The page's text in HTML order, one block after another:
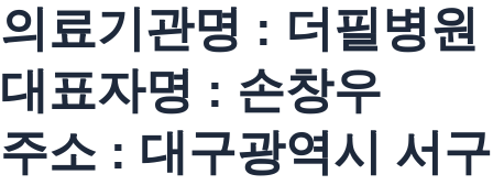
의료기관명 : 더필병원
대표자명 : 손창우
주소 : 대구광역시 서구